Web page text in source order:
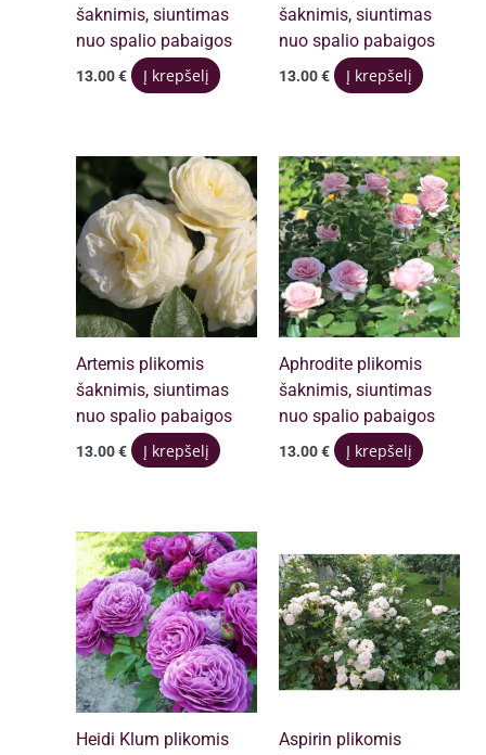
šaknimis, siuntimas
nuo spalio pabaigos
13.00€ Į krepšelį
šaknimis, siuntimas
nuo spalio pabaigos
13.00€ Į krepšelį
Artemis plikomis
šaknimis, siuntimas
nuo spalio pabaigos
13.00€ Į krepšelį
Aphrodite plikomis
šaknimis, siuntimas
nuo spalio pabaigos
13.00€ Į krepšelį
Heidi Klum plikomis
Aspirin plikomis